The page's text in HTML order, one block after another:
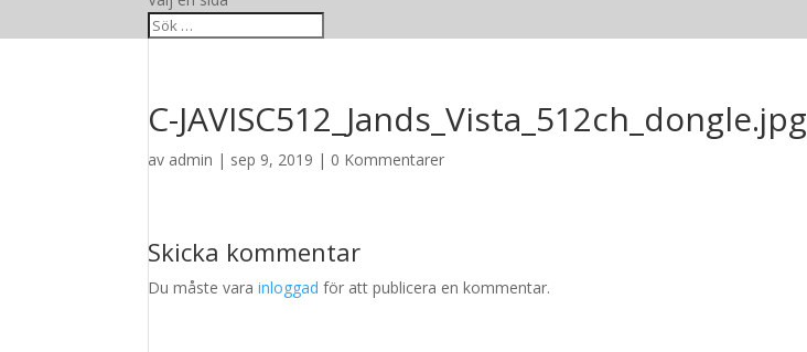
C-JAVISC512_Jands_Vista_512ch_dongle.jpg
av admin | sep 9, 2019 | 0 Kommentarer
Skicka kommentar
Du måste varainloggad för att publicera en kommentar.